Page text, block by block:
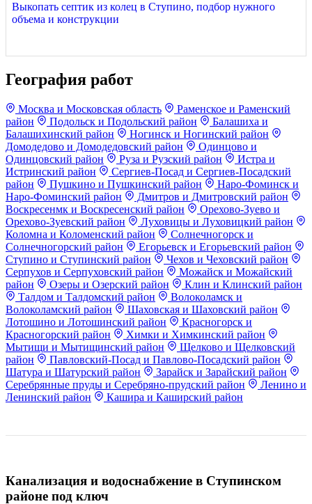
Выкопать септик из колец в Ступино, подбор нужного
объема и конструкции
География работ
Москва и Московская область
Раменское и Раменский
район
Подольск и Подольский район
Балашиха и
Балашихинский район
Ногинск и Ногинский район
Домодедово и Домодедовский район
Одинцово и
Одинцовский район
Руза и Рузский район
Истра и
Истринский район
Сергиев-Посад и Сергиев-Посадский
район
Пушкино и Пушкинский район
Наро-Фоминск и
Наро-Фоминский район
Дмитров и Дмитровский район
Воскресенмк и Воскресенский район
Орехово-Зуево и
Орехово-Зуевский район
Луховицы и Луховицкий район
Коломна и Коломенский район
Солнечногорск и
Солнечногорский район
Егорьевск и Егорьевский район
Ступино и Ступинский район
Чехов и Чеховский район
Серпухов и Серпуховский район
Можайск и Можайский
район
Озеры и Озерский район
Клин и Клинский район
Талдом и Талдомский район
Волоколамск и
Волоколамский район
Шаховская и Шаховский район
Лотошино и Лотошинский район
Красногорск и
Красногорский район
Химки и Химкинский район
Мытищи и Мытищинский район
Щелково и Щелковский
район
Павловский-Посад и Павлово-Посадский район
Шатура и Шатурский район
Зарайск и Зарайский район
Серебрянные пруды и Серебряно-прудский район
Ленино и
Ленинский район
Кашира и Каширский район
Канализация и водоснабжение в Ступинском
районе под ключ